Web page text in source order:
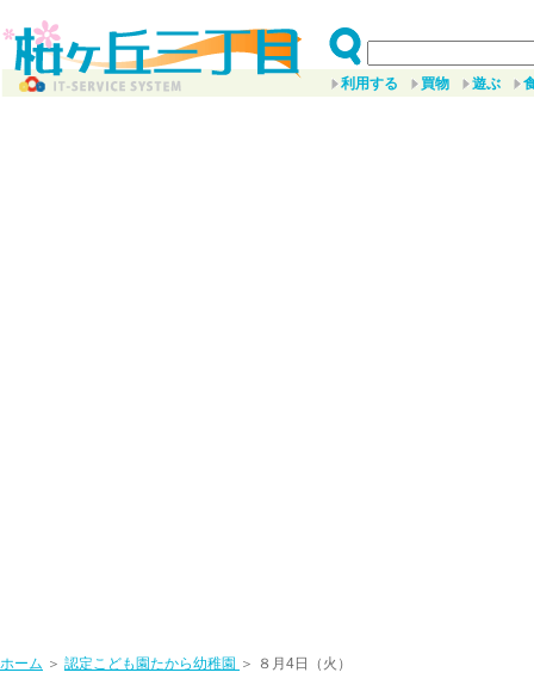
利用する 買物 遊ぶ
ホーム ＞ 認定こども園たから幼稚園 ＞ ８月4日（火）